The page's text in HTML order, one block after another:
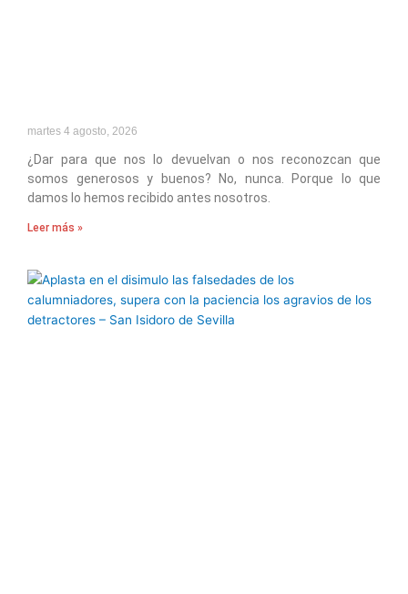
martes 4 agosto, 2026
¿Dar para que nos lo devuelvan o nos reconozcan que
somos generosos y buenos? No, nunca. Porque lo que
damos lo hemos recibido antes nosotros.
Leer más »